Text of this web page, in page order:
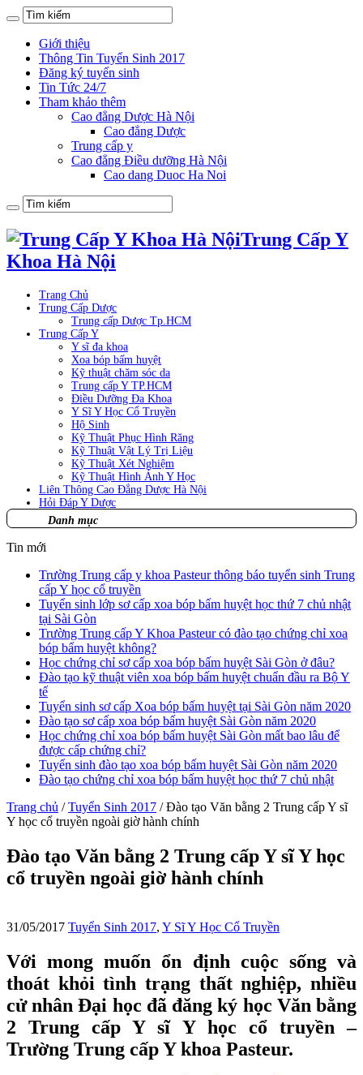
Giới thiệu
Thông Tin Tuyển Sinh 2017
Đăng ký tuyển sinh
Tin Tức 24/7
Tham khảo thêm
Cao đẳng Dược Hà Nội
Cao đẳng Dược
Trung cấp y
Cao đẳng Điều dưỡng Hà Nội
Cao dang Duoc Ha Noi
Trung Cấp Y
Khoa Hà Nội
Trang Chủ
Trung Cấp Dược
Trung cấp Dược Tp.HCM
Trung Cấp Y
Y sĩ đa khoa
Xoa bóp bấm huyệt
Kỹ thuật chăm sóc da
Trung cấp Y TP.HCM
Điều Dưỡng Đa Khoa
Y Sĩ Y Học Cổ Truyền
Hộ Sinh
Kỹ Thuật Phục Hình Răng
Kỹ Thuật Vật Lý Trị Liệu
Kỹ Thuật Xét Nghiệm
Kỹ Thuật Hình Ảnh Y Học
Liên Thông Cao Đẳng Dược Hà Nội
Hỏi Đáp Y Dược
Danh mục
Tin mới
Trường Trung cấp y khoa Pasteur thông báo tuyển sinh Trung
cấp Y học cổ truyền
Tuyển sinh lớp sơ cấp xoa bóp bấm huyệt học thứ 7 chủ nhật
tại Sài Gòn
Trường Trung cấp Y Khoa Pasteur có đào tạo chứng chỉ xoa
bóp bấm huyệt không?
Học chứng chỉ sơ cấp xoa bóp bấm huyệt Sài Gòn ở đâu?
Đào tạo kỹ thuật viên xoa bóp bấm huyệt chuẩn đầu ra Bộ Y
tế
Tuyển sinh sơ cấp Xoa bóp bấm huyệt tại Sài Gòn năm 2020
Đào tạo sơ cấp xoa bóp bấm huyệt Sài Gòn năm 2020
Học chứng chỉ xoa bóp bấm huyệt Sài Gòn mất bao lâu để
được cấp chứng chỉ?
Tuyển sinh đào tạo xoa bóp bấm huyệt Sài Gòn năm 2020
Đào tạo chứng chỉ xoa bóp bấm huyệt học thứ 7 chủ nhật
Trang chủ / Tuyển Sinh 2017 / Đào tạo Văn bằng 2 Trung cấp Y sĩ
Y học cổ truyền ngoài giờ hành chính
Đào tạo Văn bằng 2 Trung cấp Y sĩ Y học
cổ truyền ngoài giờ hành chính
31/05/2017 Tuyển Sinh 2017, Y Sĩ Y Học Cổ Truyền
Với mong muốn ổn định cuộc sống và
thoát khỏi tình trạng thất nghiệp, nhiều
cử nhân Đại học đã đăng ký học Văn bằng
2 Trung cấp Y sĩ Y học cổ truyền –
Trường Trung cấp Y khoa Pasteur.